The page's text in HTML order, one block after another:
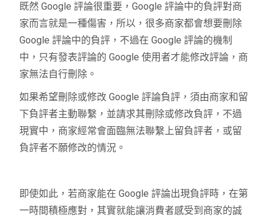
既然 Google 評論很重要，Google 評論中的負評對商
家而言就是一種傷害，所以，很多商家都會想要刪除
Google 評論中的負評，不過在 Google 評論的機制
中，只有發表評論的 Google 使用者才能修改評論，商
家無法自行刪除。
如果希望刪除或修改 Google 評論負評，須由商家和留
下負評者主動聯繫，並請求其刪除或修改負評，不過
現實中，商家經常會面臨無法聯繫上留負評者，或留
負評者不願修改的情況。
即使如此，若商家能在 Google 評論出現負評時，在第
一時間積極應對，其實就能讓消費者感受到商家的誠